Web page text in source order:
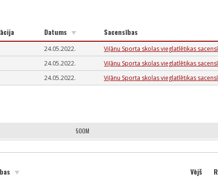
Datums Sacensības
24.05.2022.
Viļānu Sporta skolas vieglatlētikas
24.05.2022.
Viļānu Sporta skolas vieglatlētikas
24.05.2022. Viļānu Sporta skolas vieglatlētikas
500M
Vējš